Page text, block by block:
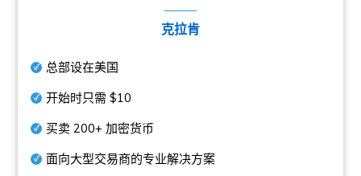
克拉肯
总部设在美国
开始时只需$10
买卖200+ 加密货币
面向大型交易商的专业解决方案